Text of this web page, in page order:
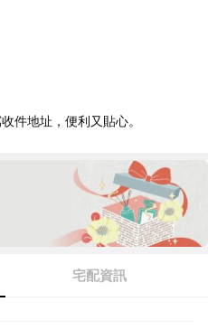
件地址，便利又貼心。
宅配資訊